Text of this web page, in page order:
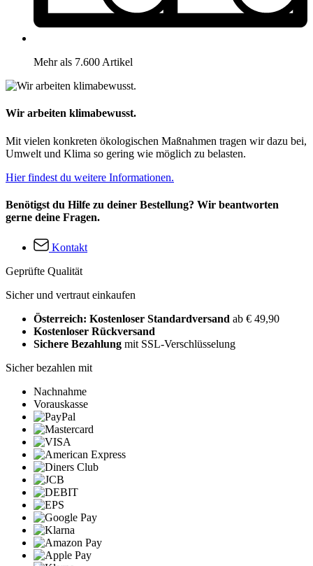
Mehr als 7.600 Artikel
Wir arbeiten klimabewusst.
Mit vielen konkreten ökologischen Maßnahmen tragen wir dazu bei,
Umwelt und Klima so gering wie möglich zu belasten.
Hier findest du weitere Informationen.
Benötigst du Hilfe zu deiner Bestellung? Wir beantworten
gerne deine Fragen.
Kontakt
Geprüfte Qualität
Sicher und vertraut einkaufen
Österreich: Kostenloser Standardversand ab € 49,90
Kostenloser Rückversand
Sichere Bezahlung mit SSL-Verschlüsselung
Sicher bezahlen mit
Nachnahme
Vorauskasse